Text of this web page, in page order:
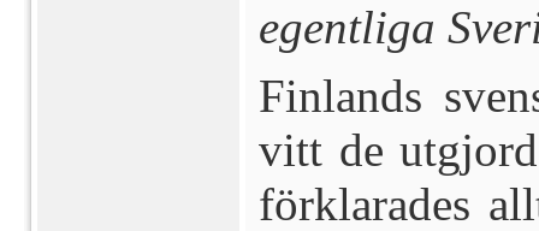
egentliga
Finlands
vitt de
förklarades